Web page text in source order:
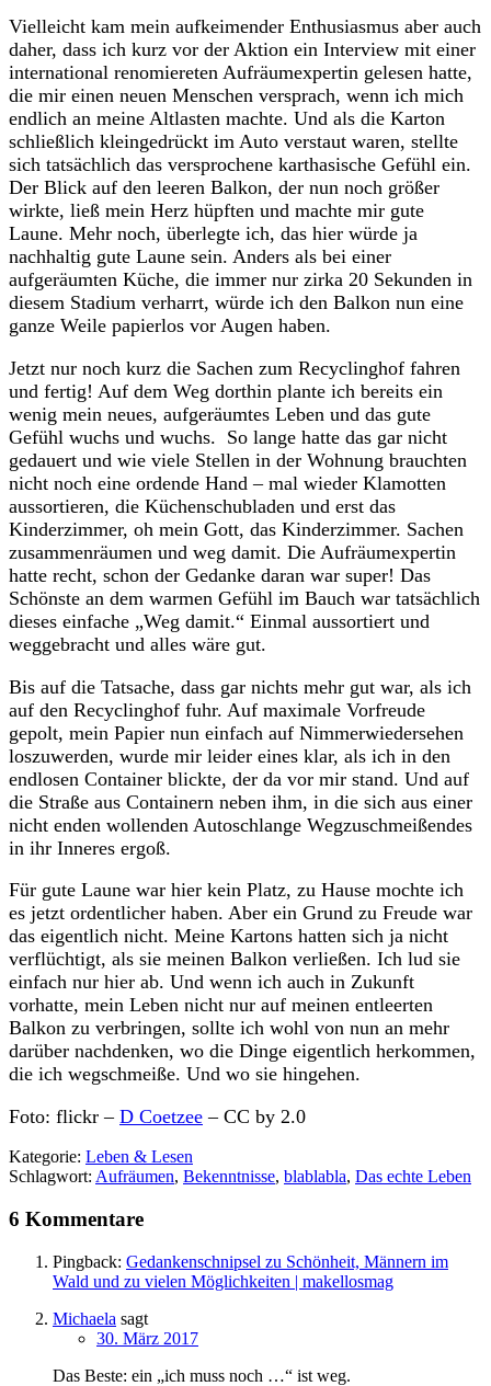
Vielleicht kam mein aufkeimender Enthusiasmus aber auch
daher, dass ich kurz vor der Aktion ein Interview mit einer
international renomiereten Aufräumexpertin gelesen hatte,
die mir einen neuen Menschen versprach, wenn ich mich
endlich an meine Altlasten machte. Und als die Karton
schließlich kleingedrückt im Auto verstaut waren, stellte
sich tatsächlich das versprochene karthasische Gefühl ein.
Der Blick auf den leeren Balkon, der nun noch größer
wirkte, ließ mein Herz hüpften und machte mir gute
Laune. Mehr noch, überlegte ich, das hier würde ja
nachhaltig gute Laune sein. Anders als bei einer
aufgeräumten Küche, die immer nur zirka 20 Sekunden in
diesem Stadium verharrt, würde ich den Balkon nun eine
ganze Weile papierlos vor Augen haben.
Jetzt nur noch kurz die Sachen zum Recyclinghof fahren
und fertig! Auf dem Weg dorthin plante ich bereits ein
wenig mein neues, aufgeräumtes Leben und das gute
Gefühl wuchs und wuchs. So lange hatte das gar nicht
gedauert und wie viele Stellen in der Wohnung brauchten
nicht noch eine ordende Hand – mal wieder Klamotten
aussortieren, die Küchenschubladen und erst das
Kinderzimmer, oh mein Gott, das Kinderzimmer. Sachen
zusammenräumen und weg damit. Die Aufräumexpertin
hatte recht, schon der Gedanke daran war super! Das
Schönste an dem warmen Gefühl im Bauch war tatsächlich
dieses einfache „Weg damit.“ Einmal aussortiert und
weggebracht und alles wäre gut.
Bis auf die Tatsache, dass gar nichts mehr gut war, als ich
auf den Recyclinghof fuhr. Auf maximale Vorfreude
gepolt, mein Papier nun einfach auf Nimmerwiedersehen
loszuwerden, wurde mir leider eines klar, als ich in den
endlosen Container blickte, der da vor mir stand. Und auf
die Straße aus Containern neben ihm, in die sich aus einer
nicht enden wollenden Autoschlange Wegzuschmeißendes
in ihr Inneres ergoß.
Für gute Laune war hier kein Platz, zu Hause mochte ich
es jetzt ordentlicher haben. Aber ein Grund zu Freude war
das eigentlich nicht. Meine Kartons hatten sich ja nicht
verflüchtigt, als sie meinen Balkon verließen. Ich lud sie
einfach nur hier ab. Und wenn ich auch in Zukunft
vorhatte, mein Leben nicht nur auf meinen entleerten
Balkon zu verbringen, sollte ich wohl von nun an mehr
darüber nachdenken, wo die Dinge eigentlich herkommen,
die ich wegschmeiße. Und wo sie hingehen.
Foto: flickr – D Coetzee – CC by 2.0
Kategorie: Leben & Lesen
Schlagwort: Aufräumen, Bekenntnisse, blablabla, Das echte Leben
6 Kommentare
Pingback: Gedankenschnipsel zu Schönheit, Männern im
Wald und zu vielen Möglichkeiten | makellosmag
Michaela sagt
30. März 2017
Das Beste: ein „ich muss noch …“ ist weg.